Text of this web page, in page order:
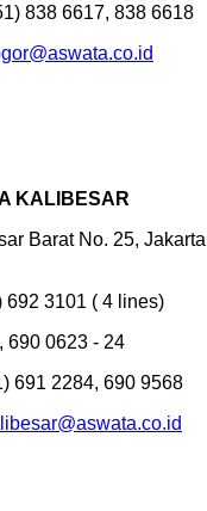
838 6617, 838 6618
KALIBESAR
Barat No. 25, Jakarta
692 3101 ( 4 lines)
690 0623 - 24
691 2284, 690 9568